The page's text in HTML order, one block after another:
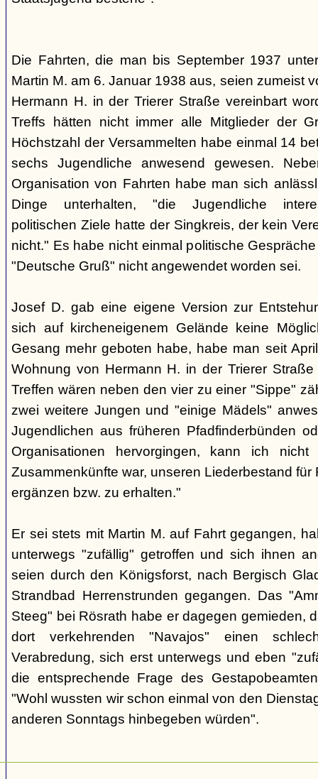
Die Fahrten, die man bis September 1937
Martin M. am 6. Januar 1938 aus, seien zumeist
Hermann H. in der Trierer Straße vereinbart
Treffs hätten nicht immer alle Mitglieder der
Höchstzahl der Versammelten habe einmal 14
sechs Jugendliche anwesend gewesen.
Organisation von Fahrten habe man sich
Dinge unterhalten, "die Jugendliche
politischen Ziele hatte der Singkreis, der kein
nicht." Es habe nicht einmal politische
"Deutsche Gruß" nicht angewendet worden sei.
Josef D. gab eine eigene Version zur
sich auf kircheneigenem Gelände keine
Gesang mehr geboten habe, habe man seit
Wohnung von Hermann H. in der Trierer
Treffen wären neben den vier zu einer "Sippe"
zwei weitere Jungen und "einige Mädels"
Jugendlichen aus früheren Pfadfinderbünden
Organisationen hervorgingen, kann ich
Zusammenkünfte war, unseren Liederbestand
ergänzen bzw. zu erhalten."
Er sei stets mit Martin M. auf Fahrt gegangen,
unterwegs "zufällig" getroffen und sich ihnen
seien durch den Königsforst, nach Bergisch
Strandbad Herrenstrunden gegangen. Das
Steeg" bei Rösrath habe er dagegen gemieden,
dort verkehrenden "Navajos" einen
Verabredung, sich erst unterwegs und eben
die entsprechende Frage des
"Wohl wussten wir schon einmal von den
anderen Sonntags hinbegeben würden".